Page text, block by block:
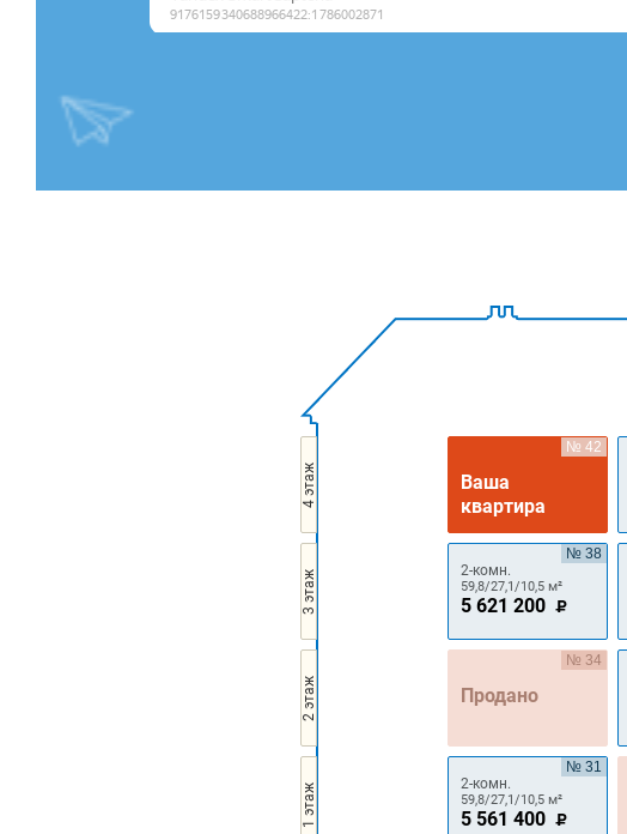
4 этаж
3 этаж
2 этаж
1 этаж
№ 42
Ваша
квартира
№ 38
2-комн.
59,8/27,1/10,5 м²
5 621 200
№ 34
Продано
№ 31
2-комн.
59,8/27,1/10,5 м²
5 561 400